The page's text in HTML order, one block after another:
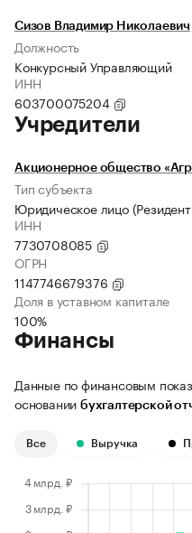
Сизов Владимир Николаевич
Должность
Конкурсный Управляющий
ИНН
603700075204
Учредители
Акционерное общество
Тип субъекта
Юридическое лицо
ИНН
7730708085
ОГРН
1147746679376
Доля в уставном капитале
100%
Финансы
Данные по финансовым
основании бухгалтерской
Все Выручка